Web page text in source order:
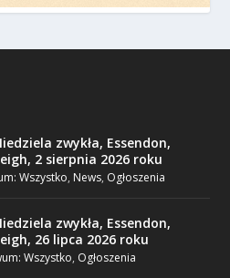
zwykła, Essendon,
2 sierpnia 2026 roku
Wszystko, News, Ogłoszenia
zwykła, Essendon,
26 lipca 2026 roku
Wszystko, Ogłoszenia